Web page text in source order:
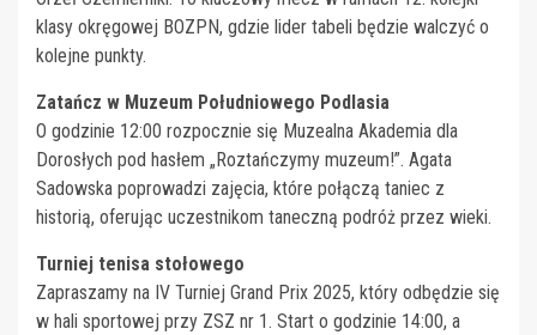
klasy okręgowej BOZPN, gdzie lider tabeli będzie walczyć o
kolejne punkty.
Zatańcz w Muzeum Południowego Podlasia
O godzinie 12:00 rozpocznie się Muzealna Akademia dla
Dorosłych pod hasłem „Roztańczymy muzeum!”. Agata
Sadowska poprowadzi zajęcia, które połączą taniec z
historią, oferując uczestnikom taneczną podróż przez wieki.
Turniej tenisa stołowego
Zapraszamy na IV Turniej Grand Prix 2025, który odbędzie się
w hali sportowej przy ZSZ nr 1. Start o godzinie 14:00, a